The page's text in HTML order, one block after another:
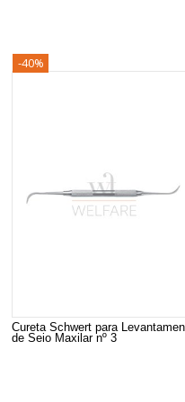
-40%
Cureta Schwert para
de Seio Maxilar nº 3